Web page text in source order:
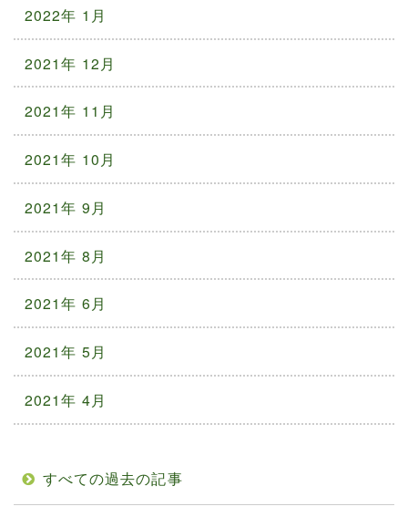
2022年 1月
2021年 12月
2021年 11月
2021年 10月
2021年 9月
2021年 8月
2021年 6月
2021年 5月
2021年 4月
すべての過去の記事